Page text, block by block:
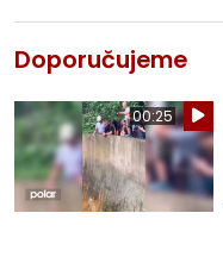
Doporučujeme
00:25